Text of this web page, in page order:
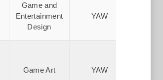
Game and
Entertainment
Design
YAW
Game Art YAW